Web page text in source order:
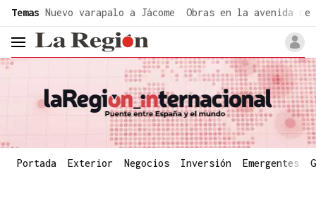
Temas Nuevo varapalo a Jácome Obras en la avenida de
header.menu.open
Portada Exterior Negocios Inversión Emergentes